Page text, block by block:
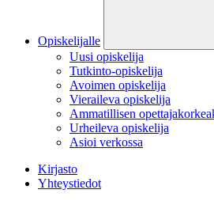
Opiskelijalle
Uusi opiskelija
Tutkinto-opiskelija
Avoimen opiskelija
Vieraileva opiskelija
Ammatillisen
Urheileva opiskelija
Asioi verkossa
Kirjasto
Yhteystiedot